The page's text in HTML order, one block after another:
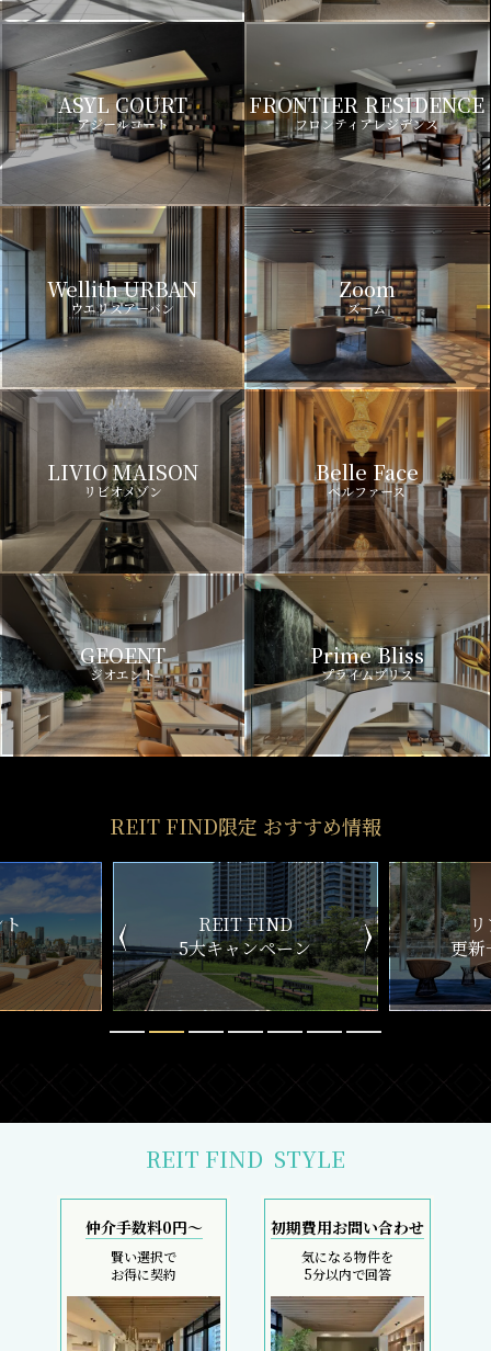
ASYL COURT
アジールコート
FRONTIER RESIDENCE
フロンティアレジデンス
Wellith URBAN
ウエリスアーバン
Zoom
ズーム
LIVIO MAISON
リビオメゾン
Belle Face
ベルファース
GEOENT
ジオエント
Prime Bliss
プライムブリス
REIT FIND限定 おすすめ情報
ン
リアルタイム
更新一覧チェック
新
REIT FIND STYLE
仲介手数料0円～
賢い選択で
お得に契約
初期費用お問い合わせ
気になる物件を
5分以内で回答